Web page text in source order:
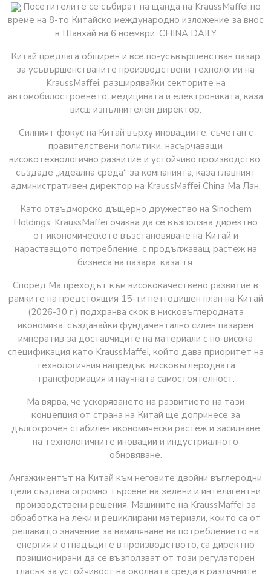
Посетителите се събират на щанда на KraussMaffei по
време на 8-то Китайско международно изложение за внос
в Шанхай на 6 ноември. CHINA DAILY
Китай предлага обширен и все по-усъвършенстван пазар
за усъвършенстваните производствени технологии на
KraussMaffei, разширявайки секторите на
автомобилостроенето, медицината и електрониката, каза
висш изпълнителен директор.
Силният фокус на Китай върху иновациите, съчетан с
правителствени политики, насърчаващи
високотехнологично развитие и устойчиво производство,
създаде „идеална среда“ за компанията, каза главният
административен директор на KraussMaffei China Ма Лан.
Като отвъдморско дъщерно дружество на Sinochem
Holdings, KraussMaffei очаква да се възползва директно
от икономическото възстановяване на Китай и
нарастващото потребление, с продължаващ растеж на
бизнеса на пазара, каза тя.
Според Ма преходът към висококачествено развитие в
рамките на предстоящия 15-ти петгодишен план на Китай
(2026-30 г.) подхранва скок в нисковъглеродната
икономика, създавайки фундаментално силен пазарен
императив за доставчиците на материали с по-висока
спецификация като KraussMaffei, който дава приоритет на
технологичния напредък, нисковъглеродната
трансформация и научната самостоятелност.
Ма вярва, че ускоряването на развитието на тази
концепция от страна на Китай ще допринесе за
дългосрочен стабилен икономически растеж и засилване
на технологичните иновации и индустриалното
обновяване.
Ангажиментът на Китай към неговите двойни въглеродни
цели създава огромно търсене на зелени и интелигентни
производствени решения. Машините на KraussMaffei за
обработка на леки и рециклирани материали, които са от
решаващо значение за намаляване на потреблението на
енергия и отпадъците в производството, са директно
позиционирани да се възползват от този регулаторен
тласък за устойчивост на околната среда в различните